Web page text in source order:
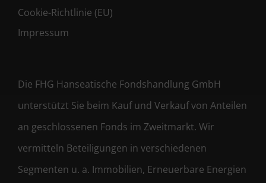
Cookie-Richtlinie (EU)
Impressum
Die FHG Hanseatische Fondshandlung GmbH
unterstützt Sie beim Kauf und Verkauf von Anteilen
an geschlossenen Fonds im Zweitmarkt. Wir
vermitteln Beteiligungen in verschiedenen
Segmenten u. a. Immobilien, Erneuerbare Energien